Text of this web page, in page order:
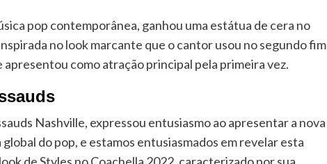
pop contemporânea, ganhou uma estátua de cera no
no look marcante que o cantor usou no segundo fim
apresentou como atração principal pela primeira vez.
Nashville, expressou entusiasmo ao apresentar a nova
do pop, e estamos entusiasmados em revelar esta
de Styles no Coachella 2022, caracterizado por sua